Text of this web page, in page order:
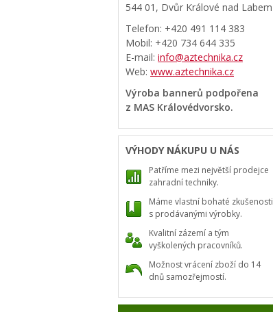
544 01, Dvůr Králové nad Labem
Telefon: +420 491 114 383
Mobil: +420 734 644 335
E-mail: info@aztechnika.cz
Web: www.aztechnika.cz
Výroba bannerů podpořena
z MAS Královédvorsko.
VÝHODY NÁKUPU U NÁS
Patříme mezi největší prodejce
zahradní techniky.
Máme vlastní bohaté zkušenosti
s prodávanými výrobky.
Kvalitní zázemí a tým
vyškolených pracovníků.
Možnost vrácení zboží do 14
dnů samozřejmostí.